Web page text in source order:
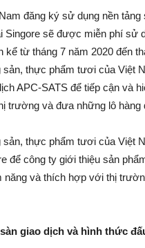
đăng ký sử dụng nền
Singore sẽ được miễn phí sử
kể từ tháng 7 năm 2020 đến
sản, thực phẩm tươi của Việt
APC-SATS để tiếp cận và
trường và đưa những lô
sản, thực phẩm tươi của Việt
để công ty giới thiệu sản
năng và thích hợp với thị
giao dịch và hình thức